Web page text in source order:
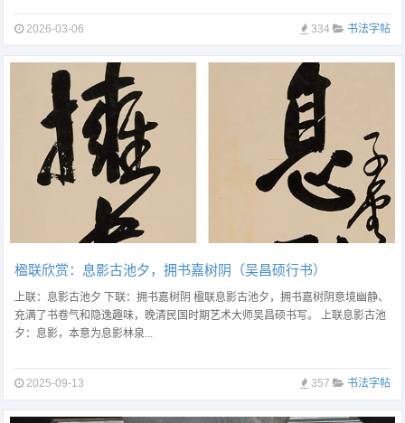
2026-03-06 334 书法字帖
楹联欣赏：息影古池夕，拥书嘉树阴（吴昌硕行书）
上联：息影古池夕 下联：拥书嘉树阴 楹联息影古池夕，拥书嘉树阴意境幽静、
充满了书卷气和隐逸趣味，晚清民国时期艺术大师吴昌硕书写。 上联息影古池
夕：息影，本意为息影林泉...
2025-09-13 357 书法字帖